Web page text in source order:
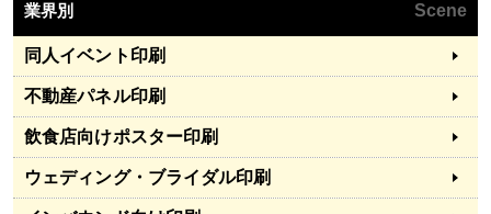
業界別 Scene
同人イベント印刷
不動産パネル印刷
飲食店向けポスター印刷
ウェディング・ブライダル印刷